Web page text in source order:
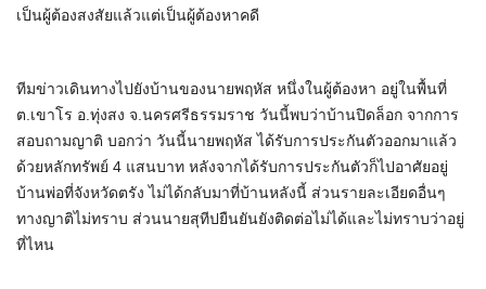
เป็นผู้ต้องสงสัยแล้วแต่เป็นผู้ต้องหาคดี
ทีมข่าวเดินทางไปยังบ้านของนายพฤหัส หนึ่งในผู้ต้องหา อยู่ในพื้นที่
ต.เขาโร อ.ทุ่งสง จ.นครศรีธรรมราช วันนี้พบว่าบ้านปิดล็อก จากการ
สอบถามญาติ บอกว่า วันนี้นายพฤหัส ได้รับการประกันตัวออกมาแล้ว
ด้วยหลักทรัพย์ 4 แสนบาท หลังจากได้รับการประกันตัวก็ไปอาศัยอยู่
บ้านพ่อที่จังหวัดตรัง ไม่ได้กลับมาที่บ้านหลังนี้ ส่วนรายละเอียดอื่นๆ
ทางญาติไม่ทราบ ส่วนนายสุทีปยืนยันยังติดต่อไม่ได้และไม่ทราบว่าอยู่
ที่ไหน